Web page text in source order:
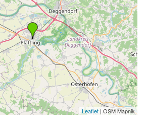
Leaflet| OSM Mapnik